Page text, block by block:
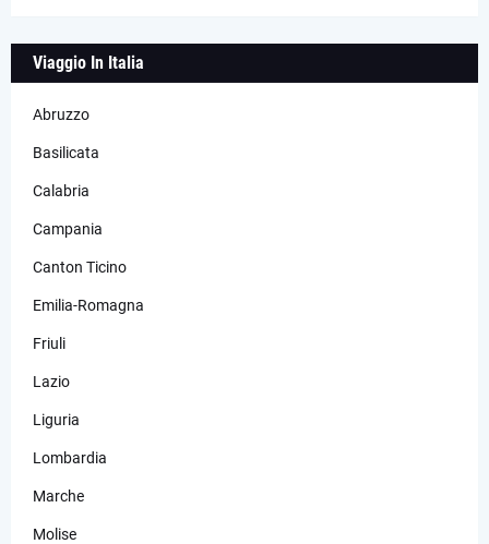
Viaggio In Italia
Abruzzo
Basilicata
Calabria
Campania
Canton Ticino
Emilia-Romagna
Friuli
Lazio
Liguria
Lombardia
Marche
Molise